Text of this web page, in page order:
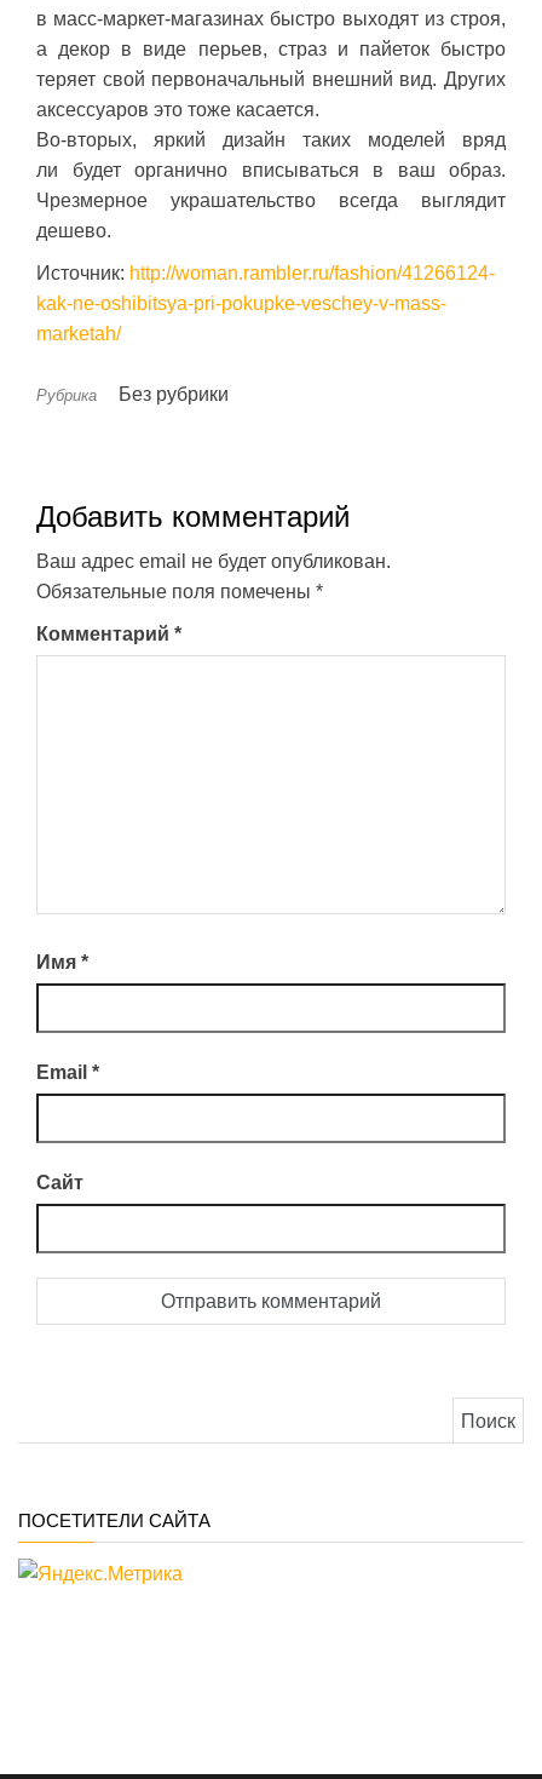
в масс-маркет-магазинах быстро выходят из строя,
а декор в виде перьев, страз и пайеток быстро
теряет свой первоначальный внешний вид. Других
аксессуаров это тоже касается.
Во-вторых, яркий дизайн таких моделей вряд
ли будет органично вписываться в ваш образ.
Чрезмерное украшательство всегда выглядит
дешево.
Источник: http://woman.rambler.ru/fashion/41266124-
kak-ne-oshibitsya-pri-pokupke-veschey-v-mass-
marketah/
Рубрика Без рубрики
Добавить комментарий
Ваш адрес email не будет опубликован.
Обязательные поля помечены *
Комментарий *
Имя *
Email *
Сайт
ПОСЕТИТЕЛИ САЙТА